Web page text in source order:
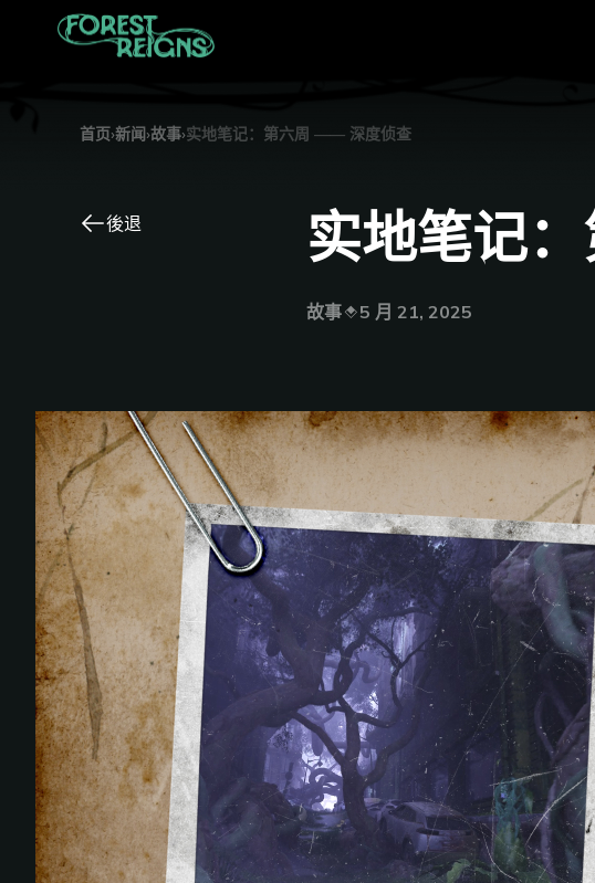
首页›新闻›故事›实地笔记：第六周 —— 深度侦查
後退 实地笔记
故事 5 月 21, 2025